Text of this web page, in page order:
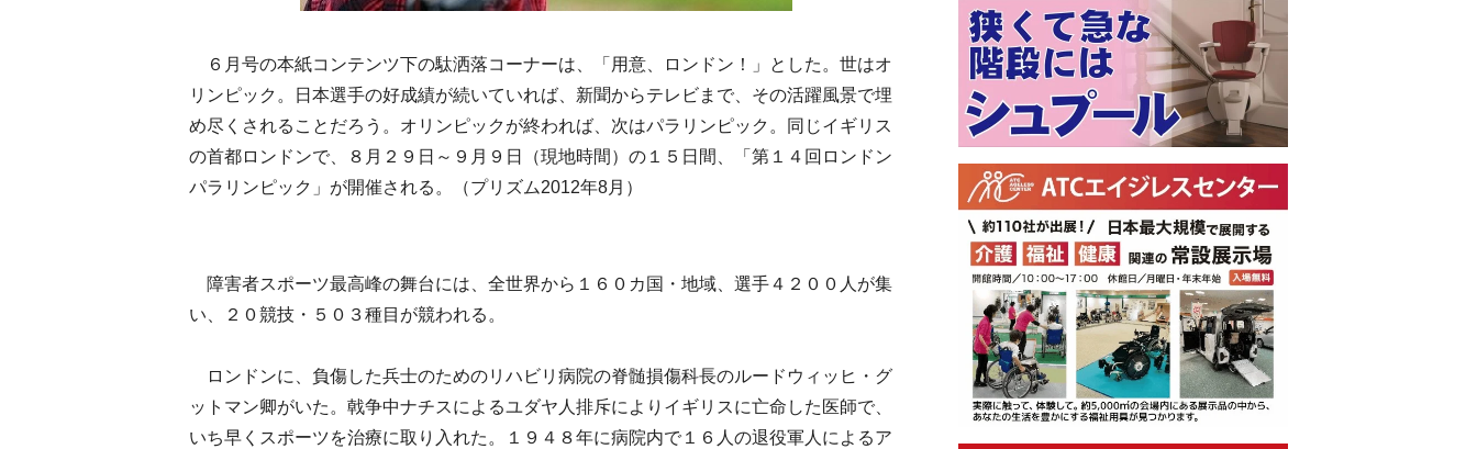
６月号の本紙コンテンツ下の駄洒落コーナーは、「用意、ロンドン！」とした。世はオ
リンピック。日本選手の好成績が続いていれば、新聞からテレビまで、その活躍風景で埋
め尽くされることだろう。オリンピックが終われば、次はパラリンピック。同じイギリス
の首都ロンドンで、８月２９日～９月９日（現地時間）の１５日間、「第１４回ロンドン
パラリンピック」が開催される。（プリズム2012年8月）
障害者スポーツ最高峰の舞台には、全世界から１６０カ国・地域、選手４２００人が集
い、２０競技・５０３種目が競われる。
ロンドンに、負傷した兵士のためのリハビリ病院の脊髄損傷科長のルードウィッヒ・グ
ットマン卿がいた。戟争中ナチスによるユダヤ人排斥によりイギリスに亡命した医師で、
いち早くスポーツを治療に取り入れた。１９４８年に病院内で１６人の退役軍人によるア